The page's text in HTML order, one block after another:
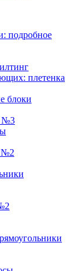
подробное
плетенка
блоки
№3
№2